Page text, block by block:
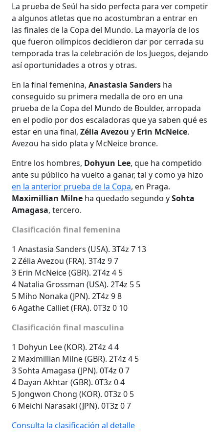
La prueba de Seúl ha sido perfecta para ver competir
a algunos atletas que no acostumbran a entrar en
las finales de la Copa del Mundo. La mayoría de los
que fueron olímpicos decidieron dar por cerrada su
temporada tras la celebración de los Juegos, dejando
así oportunidades a otros y otras.
En la final femenina, Anastasia Sanders ha
conseguido su primera medalla de oro en una
prueba de la Copa del Mundo de Boulder, arropada
en el podio por dos escaladoras que ya saben qué es
estar en una final, Zélia Avezou y Erin McNeice.
Avezou ha sido plata y McNeice bronce.
Entre los hombres, Dohyun Lee, que ha competido
ante su público ha vuelto a ganar, tal y como ya hizo
en la anterior prueba de la Copa, en Praga.
Maximillian Milne ha quedado segundo ySohta
Amagasa, tercero.
Clasificación final femenina
1 Anastasia Sanders (USA). 3T4z 7 13
2 Zélia Avezou (FRA). 3T4z 9 7
3 Erin McNeice (GBR). 2T4z 4 5
4 Natalia Grossman (USA). 2T4z 5 5
5 Miho Nonaka (JPN). 2T4z 9 8
6 Agathe Calliet (FRA). 0T3z 0 10
Clasificación final masculina
1 Dohyun Lee (KOR). 2T4z 4 4
2 Maximillian Milne (GBR). 2T4z 4 5
3 Sohta Amagasa (JPN). 0T4z 0 7
4 Dayan Akhtar (GBR). 0T3z 0 4
5 Jongwon Chong (KOR). 0T3z 0 5
6 Meichi Narasaki (JPN). 0T3z 0 7
Consulta la clasificación al detalle